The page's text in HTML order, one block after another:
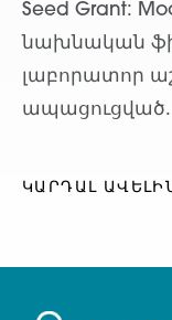
Seed Grant:
նախնական
լաբորատոր
ԿԱՐԴԱԼ